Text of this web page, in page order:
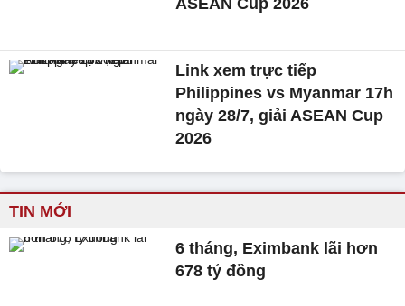
Link xem trực tiếp
Philippines vs Myanmar 17h
ngày 28/7, giải ASEAN Cup
2026
TIN MỚI
6 tháng, Eximbank lãi hơn
678 tỷ đồng